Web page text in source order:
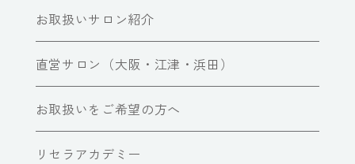
お取扱いサロン紹介
直営サロン（大阪・江津・浜田）
お取扱いをご希望の方へ
リセラアカデミー